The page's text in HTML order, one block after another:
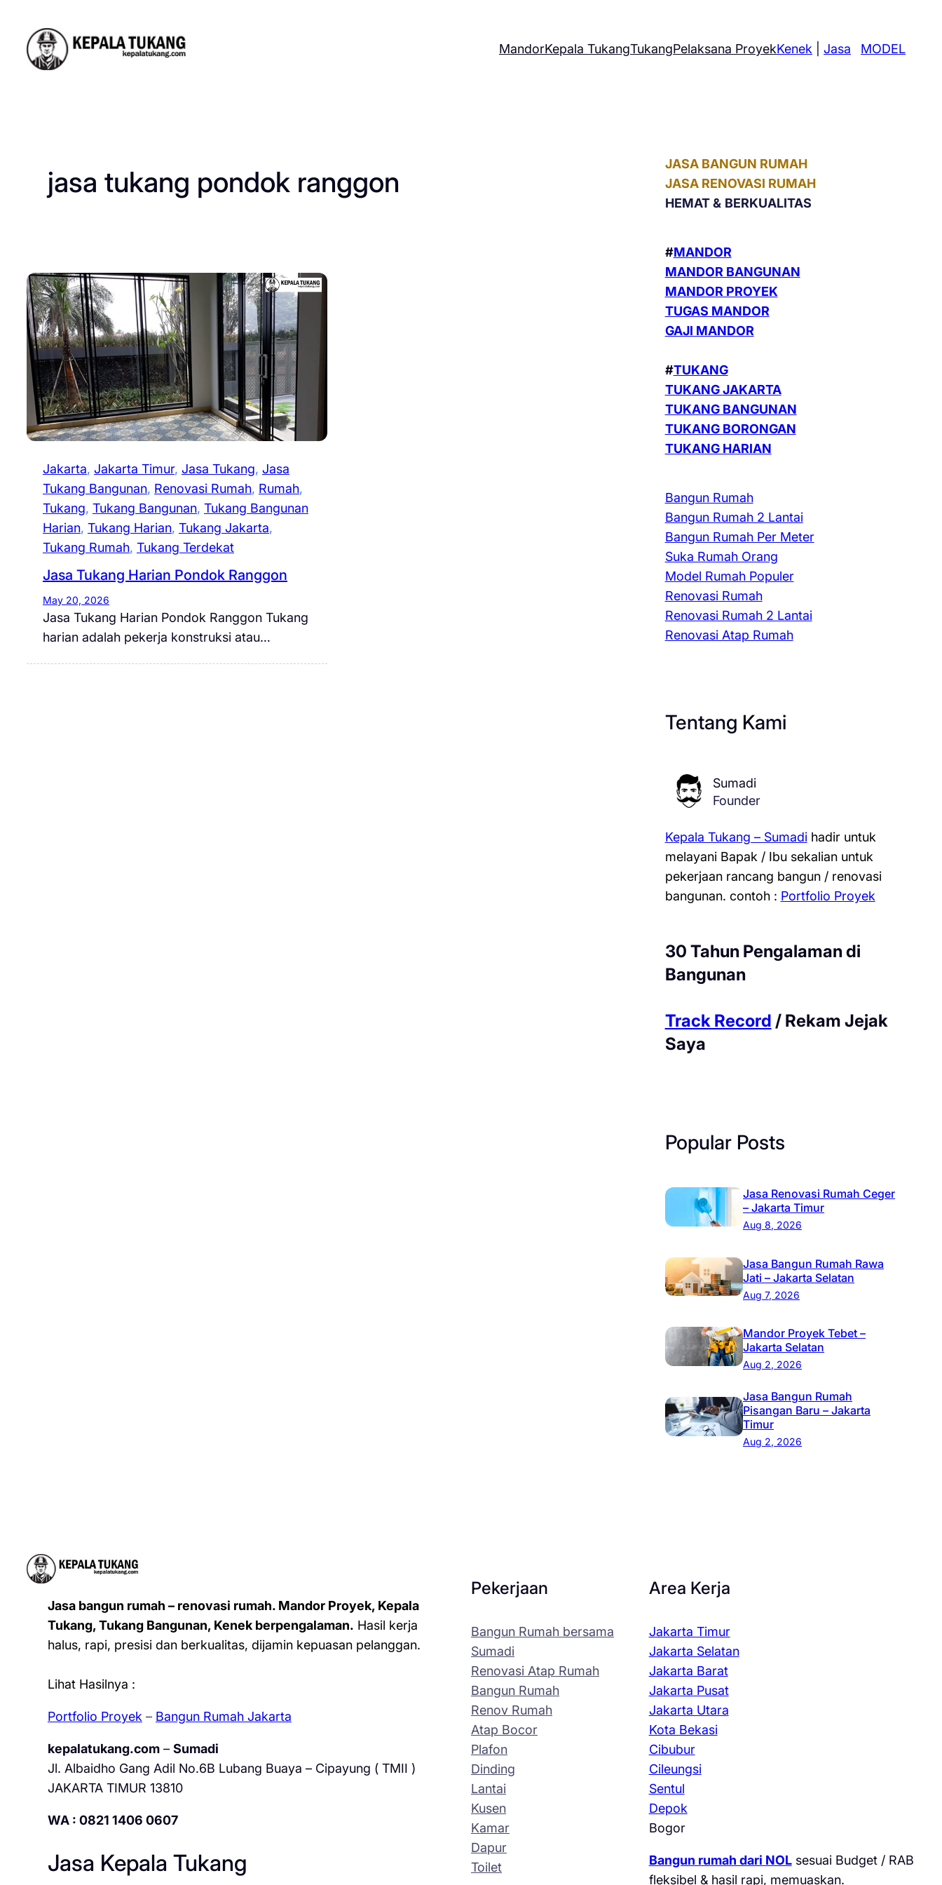
content
MandorKepala TukangTukangPelaksana ProyekKenek |Jasa MODEL
jasa tukang pondok ranggon
Jakarta, Jakarta Timur, Jasa Tukang, Jasa
Tukang Bangunan, Renovasi Rumah, Rumah
Tukang, Tukang Bangunan, Tukang Bangunan
Harian, Tukang Harian, Tukang Jakarta
Tukang Rumah, Tukang Terdekat
Jasa Tukang Harian Pondok Ranggon
May 20, 2026
Jasa Tukang Harian Pondok Ranggon Tukang
harian adalah pekerja konstruksi atau…
JASA BANGUN RUMAH
JASA RENOVASI RUMAH
HEMAT & BERKUALITAS
#MANDOR
MANDOR BANGUNAN
MANDOR PROYEK
TUGAS MANDOR
GAJI MANDOR
#TUKANG
TUKANG JAKARTA
TUKANG BANGUNAN
TUKANG BORONGAN
TUKANG HARIAN
Bangun Rumah
Bangun Rumah 2 Lantai
Bangun Rumah Per Meter
Suka Rumah Orang
Model Rumah Populer
Renovasi Rumah
Renovasi Rumah 2 Lantai
Renovasi Atap Rumah
Tentang Kami
Sumadi
Founder
Kepala Tukang – Sumadihadir untuk
melayani Bapak / Ibu sekalian untuk
pekerjaan rancang bangun / renovasi
bangunan. contoh : Portfolio Proyek
30 Tahun Pengalaman di
Bangunan
Track Record / Rekam Jejak
Saya
Popular Posts
Jasa Renovasi Rumah Ceger
– Jakarta Timur
Aug 8, 2026
Jasa Bangun Rumah Rawa
Jati – Jakarta Selatan
Aug 7, 2026
Mandor Proyek Tebet –
Jakarta Selatan
Aug 2, 2026
Jasa Bangun Rumah
Pisangan Baru – Jakarta
Timur
Aug 2, 2026
Jasa bangun rumah – renovasi rumah. Mandor Proyek, Kepala
Tukang, Tukang Bangunan, Kenek berpengalaman. Hasil kerja
halus, rapi, presisi dan berkualitas, dijamin kepuasan pelanggan.
Lihat Hasilnya :
Portfolio Proyek – Bangun Rumah Jakarta
kepalatukang.com– Sumadi
Jl. Albaidho Gang Adil No.6B Lubang Buaya – Cipayung ( TMII )
JAKARTA TIMUR 13810
WA : 0821 1406 0607
Jasa Kepala Tukang
Pekerjaan
Bangun Rumah bersama
Sumadi
Renovasi Atap Rumah
Bangun Rumah
Renov Rumah
Atap Bocor
Plafon
Dinding
Lantai
Kusen
Kamar
Dapur
Toilet
Area Kerja
Jakarta Timur
Jakarta Selatan
Jakarta Barat
Jakarta Pusat
Jakarta Utara
Kota Bekasi
Cibubur
Cileungsi
Sentul
Depok
Bogor
Bangun rumah dari NOLsesuai Budget / RAB
fleksibel & hasil rapi, memuaskan.